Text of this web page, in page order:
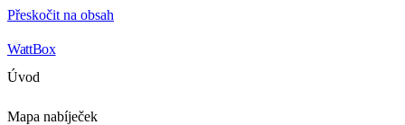
Přeskočit na obsah
WattBox
Úvod
Mapa nabíječek